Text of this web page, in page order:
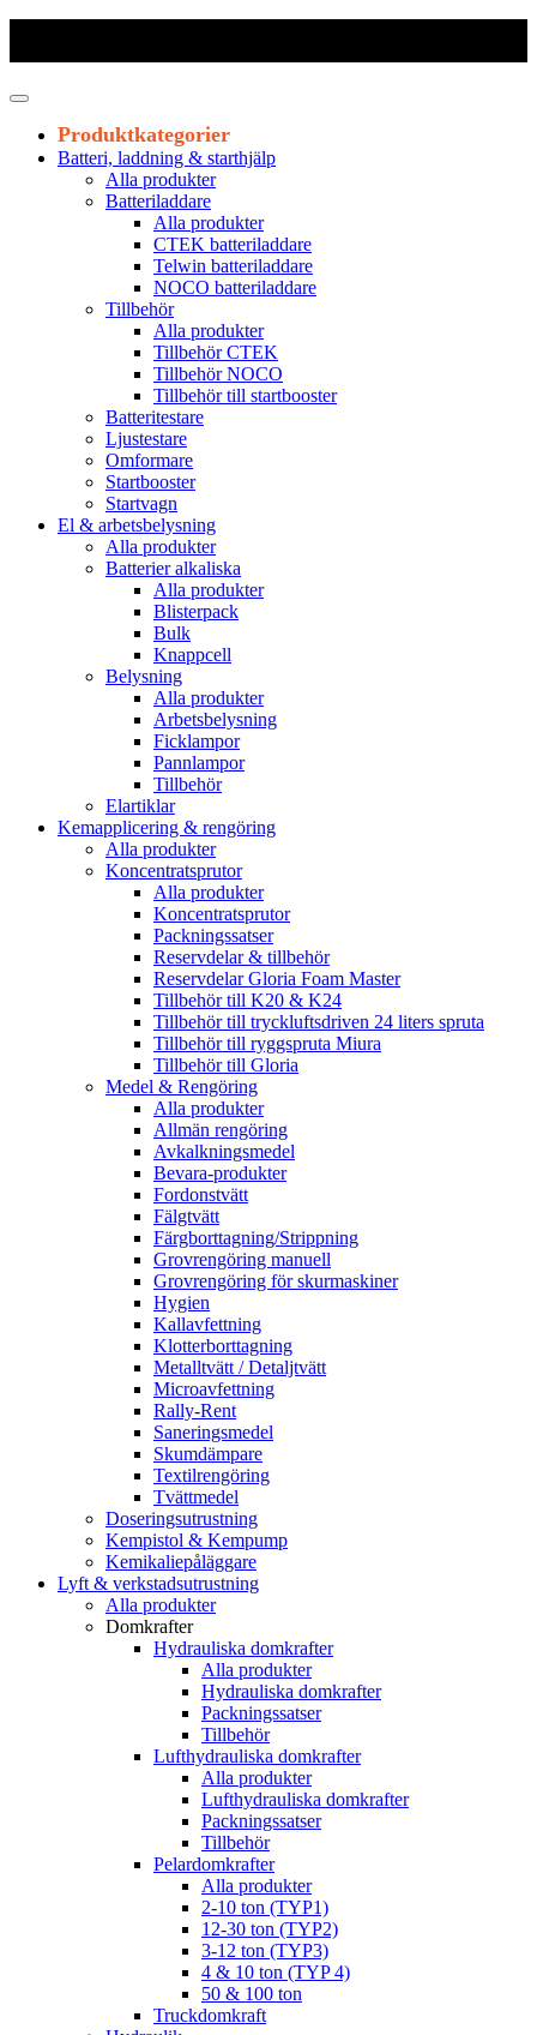
Produktkategorier
Batteri, laddning & starthjälp
Alla produkter
Batteriladdare
Alla produkter
CTEK batteriladdare
Telwin batteriladdare
NOCO batteriladdare
Tillbehör
Alla produkter
Tillbehör CTEK
Tillbehör NOCO
Tillbehör till startbooster
Batteritestare
Ljustestare
Omformare
Startbooster
Startvagn
El & arbetsbelysning
Alla produkter
Batterier alkaliska
Alla produkter
Blisterpack
Bulk
Knappcell
Belysning
Alla produkter
Arbetsbelysning
Ficklampor
Pannlampor
Tillbehör
Elartiklar
Kemapplicering & rengöring
Alla produkter
Koncentratsprutor
Alla produkter
Koncentratsprutor
Packningssatser
Reservdelar & tillbehör
Reservdelar Gloria Foam Master
Tillbehör till K20 & K24
Tillbehör till tryckluftsdriven 24 liters spruta
Tillbehör till ryggspruta Miura
Tillbehör till Gloria
Medel & Rengöring
Alla produkter
Allmän rengöring
Avkalkningsmedel
Bevara-produkter
Fordonstvätt
Fälgtvätt
Färgborttagning/Strippning
Grovrengöring manuell
Grovrengöring för skurmaskiner
Hygien
Kallavfettning
Klotterborttagning
Metalltvätt / Detaljtvätt
Microavfettning
Rally-Rent
Saneringsmedel
Skumdämpare
Textilrengöring
Tvättmedel
Doseringsutrustning
Kempistol & Kempump
Kemikaliepåläggare
Lyft & verkstadsutrustning
Alla produkter
Domkrafter
Hydrauliska domkrafter
Alla produkter
Hydrauliska domkrafter
Packningssatser
Tillbehör
Lufthydrauliska domkrafter
Alla produkter
Lufthydrauliska domkrafter
Packningssatser
Tillbehör
Pelardomkrafter
Alla produkter
2-10 ton (TYP1)
12-30 ton (TYP2)
3-12 ton (TYP3)
4 & 10 ton (TYP 4)
50 & 100 ton
Truckdomkraft